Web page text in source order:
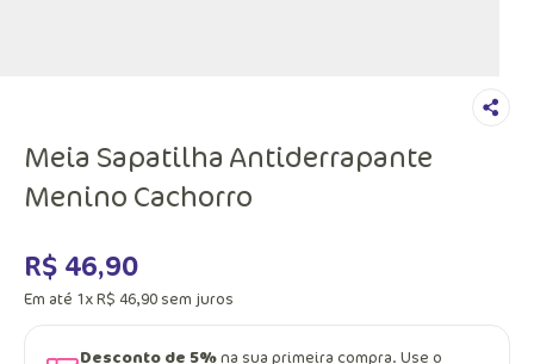
Meia Sapatilha Antiderrapante
Menino Cachorro
R$ 46,90
Em até 1xR$ 46,90 sem juros
Desconto de 5%na sua primeira compra. Use o